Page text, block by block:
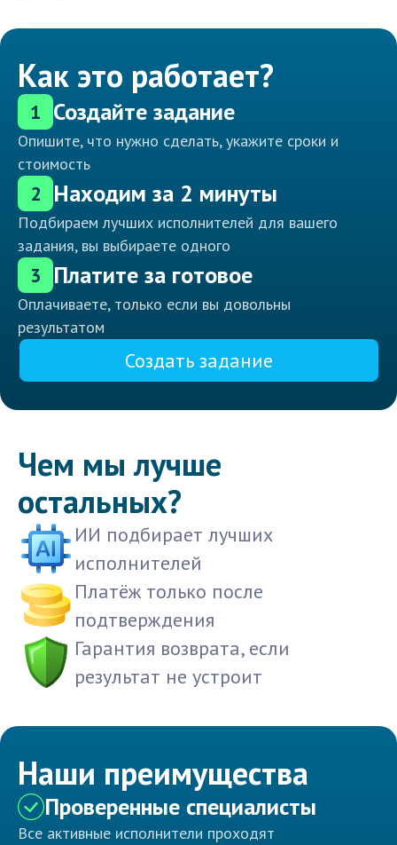
Как это работает?
1 Создайте задание
Опишите, что нужно сделать, укажите сроки и
стоимость
2 Находим за 2 минуты
Подбираем лучших исполнителей для вашего
задания, вы выбираете одного
3 Платите за готовое
Оплачиваете, только если вы довольны
результатом
Создать задание
Чем мы лучше
остальных?
ИИ подбирает лучших
исполнителей
Платёж только после
подтверждения
Гарантия возврата, если
результат не устроит
Наши преимущества
Проверенные специалисты
Все активные исполнители проходят